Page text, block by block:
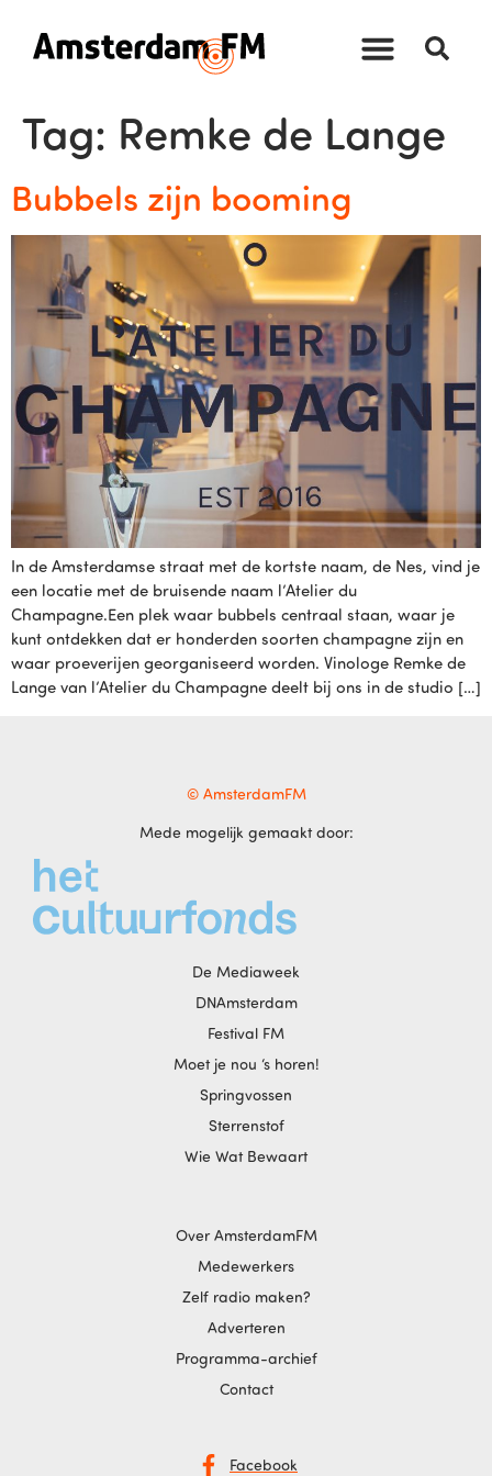
Tag: Remke de Lange
Bubbels zijn booming
In de Amsterdamse straat met de kortste naam, de Nes, vind je
een locatie met de bruisende naam l’Atelier du
Champagne.Een plek waar bubbels centraal staan, waar je
kunt ontdekken dat er honderden soorten champagne zijn en
waar proeverijen georganiseerd worden. Vinologe Remke de
Lange van l’Atelier du Champagne deelt bij ons in de studio […]
© AmsterdamFM
Mede mogelijk gemaakt door:
De Mediaweek
DNAmsterdam
Festival FM
Moet je nou ‘s horen!
Springvossen
Sterrenstof
Wie Wat Bewaart
Over AmsterdamFM
Medewerkers
Zelf radio maken?
Adverteren
Programma-archief
Contact
Facebook